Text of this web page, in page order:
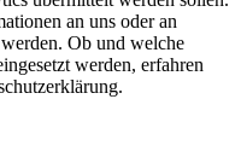
an uns oder an
Ob und welche
werden, erfahren